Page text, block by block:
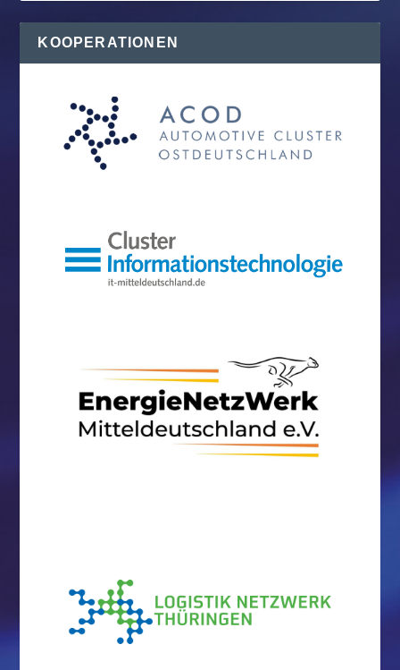
KOOPERATIONEN